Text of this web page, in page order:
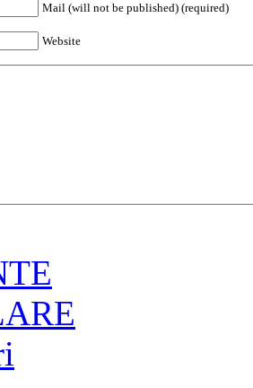
Mail (will not be published) (required)
Website